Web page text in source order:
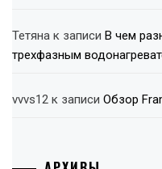
Тетяна к записи В чем
трехфазным
vvvs12 к записи Обзор